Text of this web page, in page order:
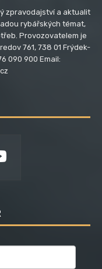
zpravodajství a aktualit
rybářských témat,
Provozovatelem je
761, 738 01 Frýdek-
090 900 Email: